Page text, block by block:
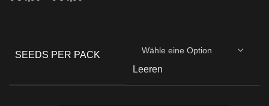
SEEDS PER PACK
Leeren